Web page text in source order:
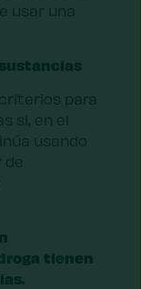
usar una
para
si, en el
usando
de
tienen